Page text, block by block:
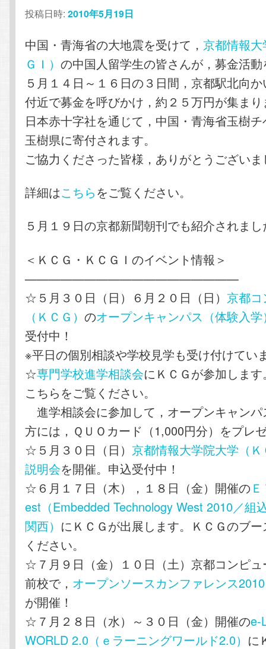
投稿日時:2010年5月19日
中国・青海省の大地震を受けて， 京都情報
ＧＩ）の中国人留学生の皆さんが，募金活
５月１４日～１６日の３日間，京都駅北向
付近で募金を呼びかけ，約２５万円が集ま
日本赤十字社を通じて，中国・青海省玉樹
玉樹県に寄付されます。
ご協力くださった皆様，ありがとうござい
詳細はこちらをご覧ください。
５月１９日の京都新聞朝刊でも紹介されま
＜ＫＣＧ・ＫＣＧＩのイベント情報＞
——————————————————
☆５月３０日（日）６月２０日（日） 京都
（ＫＣＧ）のオープンキャンパス（体験入学
受付中！
※平日の個別相談や学校見学も受け付けてい
☆専門学校進学相談会にＫＣＧが参加しま
こちらをご覧ください。
進学相談会に参加して，オープンキャン
方には，ＱＵＯカード（1,000円分）をプレ
☆５月３０日（日） 京都情報大学院大学（
説明会を開催。申込受付中！
☆６月１７日（木），１８日（金）開催の
est（Embedded Technology West 2010／組
関西） にＫＣＧが出展します。ＫＣＧのブ
ください。
☆７月９日（金）１０日（土）京都コンピ
前校で， オープンソースカンファレンス
が開催！
☆７月２８日（水）～３０日（金）開催のe-
WORLD 2.0（ｅラーニングワールド2.0） に